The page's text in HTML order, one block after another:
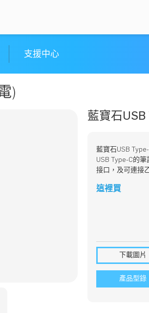
支援中心
)
藍寶石
藍寶石USB
USB Type-C的
接口，及可連接
這裡買
下載圖片
產品型錄